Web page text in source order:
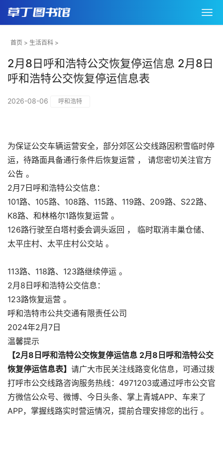
首页 > 生活百科 >
2月8日呼和浩特公交恢复停运信息 2月8日
呼和浩特公交恢复停运信息表
2026-08-06 呼和浩特
为保证公交车辆运营安全，部分郊区公交线路因积雪临时停
运，待路面具备通行条件后恢复运营 ， 请您密切关注官方
公告 。
2月7日呼和浩特公交信息：
101路、105路、108路、115路、119路、209路、S22路、
K8路、和林格尔1路恢复运营 。
126路行驶至白塔村委会调头返回 ， 临时取消丰巢仓储、
太平庄村、太平庄村公交站 。
113路、118路、123路继续停运 。
2月8日呼和浩特公交信息：
123路恢复运营 。
呼和浩特市公共交通有限责任公司
2024年2月7日
温馨提示
【2月8日呼和浩特公交恢复停运信息 2月8日呼和浩特公交
恢复停运信息表】 请广大市民关注线路变化信息，可通过拨
打呼市公交线路咨询服务热线：4971203或通过呼市公交官
方微信公众号、微博、今日头条、掌上青城APP、车来了
APP，掌握线路实时营运情况，提前合理安排您的出行 。